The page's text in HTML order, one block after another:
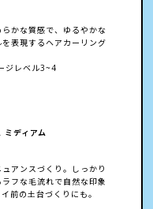
かな質感で、ゆるやかな
を表現するヘアカーリング
ジレベル3~4
ミディアム
アンスづくり。しっかり
フな毛流れで自然な印象
前の土台づくりにも。